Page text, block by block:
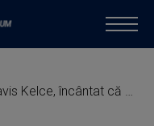
că Donald Trump va asista la finala Super Bowl. Președintele american a spus că o urăște pe Taylor Swift, iubita sportivului